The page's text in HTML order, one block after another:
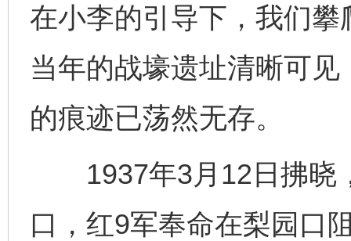
在小李的引导下，我们
当年的战壕遗址清晰可
的痕迹已荡然无存。
1937年3月12日拂晓
口，红9军奉命在梨园口